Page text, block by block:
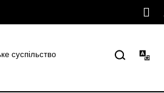
суспільство